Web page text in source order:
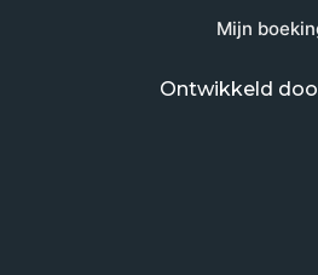
Mijn
Ontwikkeld